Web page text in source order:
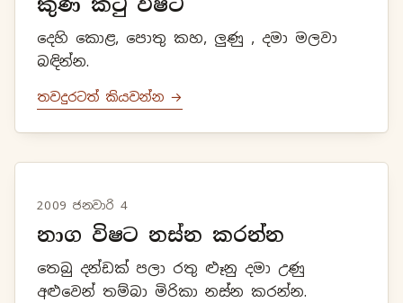
දෙහි කොළ, පොතු කහ, ලුණු , දමා මලවා
බඳින්න.
තවදුරටත් කියවන්න →
2009 ජනවාරි 4
නාග විෂට නස්න කරන්න
තෙබු දන්ඩක් පලා රතු ළූනු දමා උණු
අළුවෙන් තම්බා මිරිකා නස්න කරන්න.